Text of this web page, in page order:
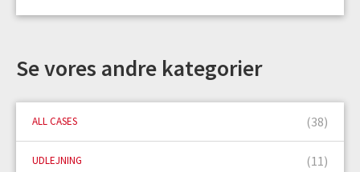
Se vores andre kategorier
ALL CASES (38)
UDLEJNING (11)